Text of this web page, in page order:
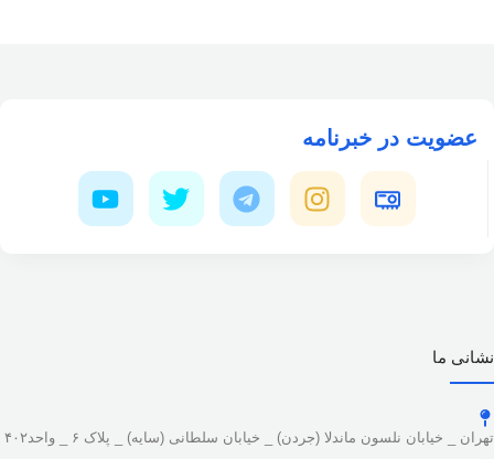
عضویت در خبرنامه
نشانی ما
تهران _ خیابان نلسون ماندلا (جردن) _ خیابان سلطانی (سایه) _ پلاک ۶ _ واحد۴۰۲